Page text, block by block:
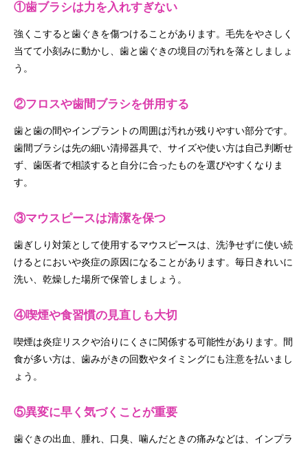
①歯ブラシは力を入れすぎない
強くこすると歯ぐきを傷つけることがあります。毛先をやさしく
当てて小刻みに動かし、歯と歯ぐきの境目の汚れを落としましょ
う。
②フロスや歯間ブラシを併用する
歯と歯の間やインプラントの周囲は汚れが残りやすい部分です。
歯間ブラシは先の細い清掃器具で、サイズや使い方は自己判断せ
ず、歯医者で相談すると自分に合ったものを選びやすくなりま
す。
③マウスピースは清潔を保つ
歯ぎしり対策として使用するマウスピースは、洗浄せずに使い続
けるとにおいや炎症の原因になることがあります。毎日きれいに
洗い、乾燥した場所で保管しましょう。
④喫煙や食習慣の見直しも大切
喫煙は炎症リスクや治りにくさに関係する可能性があります。間
食が多い方は、歯みがきの回数やタイミングにも注意を払いまし
ょう。
⑤異変に早く気づくことが重要
歯ぐきの出血、腫れ、口臭、噛んだときの痛みなどは、インプラ